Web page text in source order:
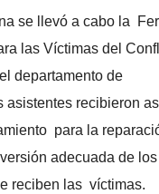
se llevó a cabo la
las Víctimas del
departamento de
asistentes recibieron
para la
adecuada de los
reciben las víctimas.